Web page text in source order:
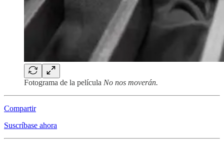
Fotograma de la película No nos moverán.
Compartir
Suscríbase ahora